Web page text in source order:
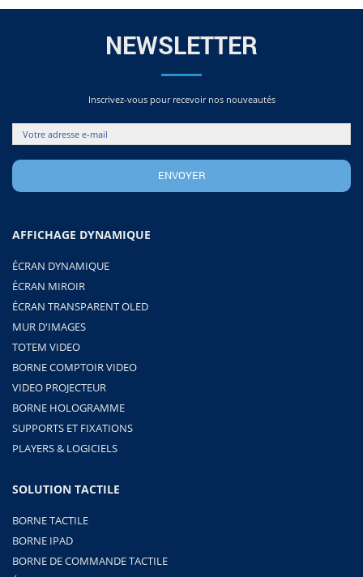
NEWSLETTER
Inscrivez-vous pour recevoir nos nouveautés
AFFICHAGE DYNAMIQUE
ÉCRAN DYNAMIQUE
ÉCRAN MIROIR
ÉCRAN TRANSPARENT OLED
MUR D'IMAGES
TOTEM VIDEO
BORNE COMPTOIR VIDEO
VIDEO PROJECTEUR
BORNE HOLOGRAMME
SUPPORTS ET FIXATIONS
PLAYERS & LOGICIELS
SOLUTION TACTILE
BORNE TACTILE
BORNE IPAD
BORNE DE COMMANDE TACTILE